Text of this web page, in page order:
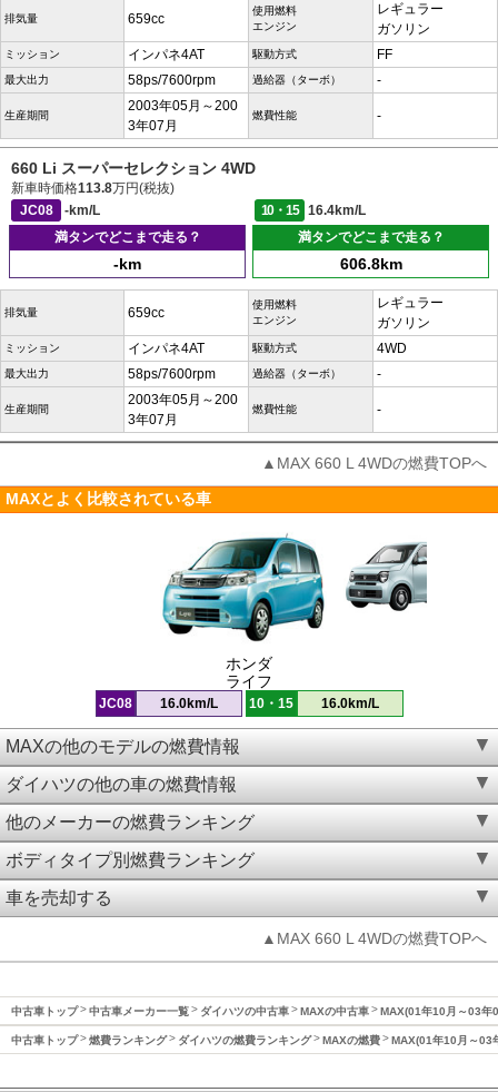
排気量 659cc
使用燃料
エンジン
レギュラー
ガソリン
ミッション インパネ4AT 駆動方式 FF
最大出力 58ps/7600rpm 過給器（ターボ） -
生産期間
2003年05月～200
3年07月
燃費性能 -
660 Li スーパーセレクション 4WD
新車時価格113.8万円(税抜)
JC08
-km/L 10・15
16.4km/L
満タンでどこまで走る？
-km
満タンでどこまで走る？
606.8km
排気量 659cc
使用燃料
エンジン
レギュラー
ガソリン
ミッション インパネ4AT 駆動方式 4WD
最大出力 58ps/7600rpm 過給器（ターボ） -
生産期間
2003年05月～200
3年07月
燃費性能 -
▲MAX 660 L 4WDの燃費TOPへ
MAXとよく比較されている車
ホンダ
ライフ
JC08 16.0km/L 10・15 16.0km/L
MAXの他のモデルの燃費情報
ダイハツの他の車の燃費情報
他のメーカーの燃費ランキング
ボディタイプ別燃費ランキング
車を売却する
▲MAX 660 L 4WDの燃費TOPへ
中古車トップ 中古車メーカー一覧 ダイハツの中古車 MAXの中古車 MAX(01年10月～03年
中古車トップ 燃費ランキング ダイハツの燃費ランキング MAXの燃費 MAX(01年10月～03